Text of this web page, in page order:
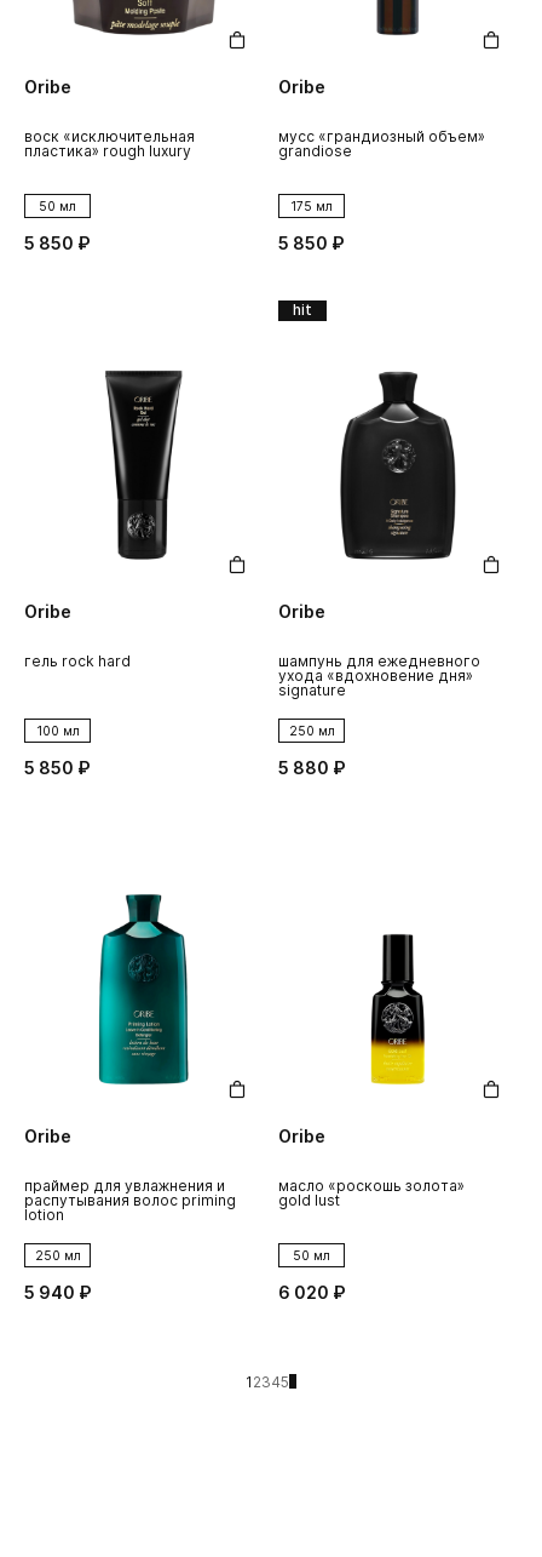
Oribe
воск «исключительная
пластика» rough luxury
50 мл
5 850 ₽
Oribe
мусс «грандиозный объем»
grandiose
175 мл
5 850 ₽
Oribe
гель rock hard
100 мл
5 850 ₽
hit
Oribe
шампунь для ежедневного
ухода «вдохновение дня»
signature
250 мл
5 880 ₽
Oribe
праймер для увлажнения и
распутывания волос priming
lotion
250 мл
5 940 ₽
Oribe
масло «роскошь золота»
gold lust
50 мл
6 020 ₽
1 2345